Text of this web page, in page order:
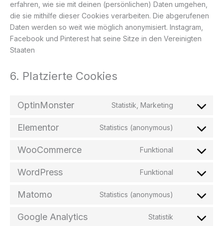
erfahren, wie sie mit deinen (persönlichen) Daten umgehen,
die sie mithilfe dieser Cookies verarbeiten. Die abgerufenen
Daten werden so weit wie möglich anonymisiert. Instagram,
Facebook und Pinterest hat seine Sitze in den Vereinigten
Staaten
6. Platzierte Cookies
OptinMonster Statistik, Marketing
Consent
service
Elementor Statistics (anonymous)
Consent
service
WooCommerce Funktional
Consent
service
WordPress Funktional
Consent
service
Matomo Statistics (anonymous)
Consent
service
Google Analytics Statistik
Consent